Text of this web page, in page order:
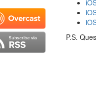
P.S.